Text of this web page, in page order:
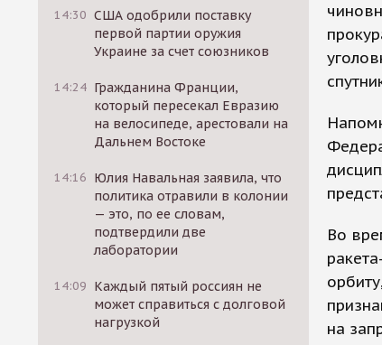
14:30 США одобрили поставку
первой партии оружия
Украине за счет союзников
14:24 Гражданина Франции,
который пересекал Евразию
на велосипеде, арестовали на
Дальнем Востоке
14:16 Юлия Навальная заявила, что
политика отравили в колонии
— это, по ее словам,
подтвердили две
лаборатории
14:09 Каждый пятый россиян не
может справиться с долговой
нагрузкой
Во
на